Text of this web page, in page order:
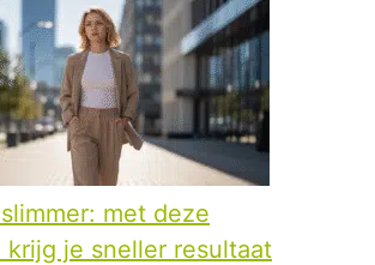
met deze
krijg je sneller resultaat